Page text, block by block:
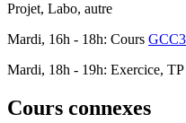
Projet, Labo, autre
Mardi, 16h - 18h: Cours
Mardi, 18h - 19h: Exercice, TP
Cours connexes